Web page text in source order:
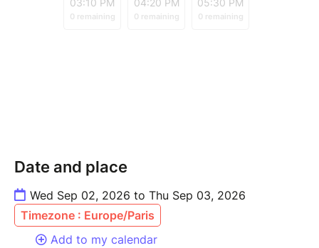
Date and place
Wed Sep 02, 2026 to Thu Sep 03, 2026
Timezone : Europe/Paris
Add to my calendar